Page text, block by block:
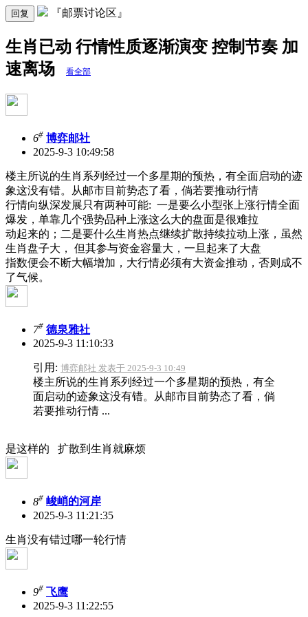
回复 『邮票讨论区』
生肖已动 行情性质逐渐演变 控制节奏 加
速离场
看全部
6# 博弈邮社
2025-9-3 10:49:58
楼主所说的生肖系列经过一个多星期的预热，有全面启动的迹
象这没有错。从邮市目前势态了看，倘若要推动行情
行情向纵深发展只有两种可能: 一是要么小型张上涨行情全面
爆发，单靠几个强势品种上涨这么大的盘面是很难拉
动起来的；二是要什么生肖热点继续扩散持续拉动上涨，虽然
生肖盘子大， 但其参与资金容量大，一旦起来了大盘
指数便会不断大幅增加，大行情必须有大资金推动，否则成不
了气候。
7# 德泉雅社
2025-9-3 11:10:33
引用: 博弈邮社 发表于 2025-9-3 10:49
楼主所说的生肖系列经过一个多星期的预热，有全
面启动的迹象这没有错。从邮市目前势态了看，倘
若要推动行情 ...
是这样的 扩散到生肖就麻烦
8# 峻峭的河岸
2025-9-3 11:21:35
生肖没有错过哪一轮行情
9# 飞鹰
2025-9-3 11:22:55